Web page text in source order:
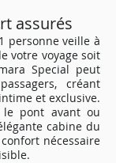
assurés
personne veille à
votre voyage soit
Special peut
créant
et exclusive.
pont avant ou
cabine du
nécessaire